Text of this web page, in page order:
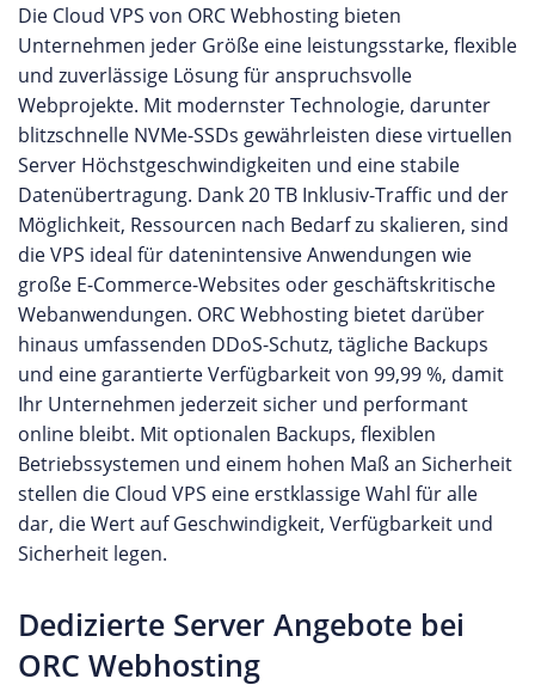
Die Cloud VPS von ORC Webhosting bieten
Unternehmen jeder Größe eine leistungsstarke, flexible
und zuverlässige Lösung für anspruchsvolle
Webprojekte. Mit modernster Technologie, darunter
blitzschnelle NVMe-SSDs gewährleisten diese virtuellen
Server Höchstgeschwindigkeiten und eine stabile
Datenübertragung. Dank 20 TB Inklusiv-Traffic und der
Möglichkeit, Ressourcen nach Bedarf zu skalieren, sind
die VPS ideal für datenintensive Anwendungen wie
große E-Commerce-Websites oder geschäftskritische
Webanwendungen. ORC Webhosting bietet darüber
hinaus umfassenden DDoS-Schutz, tägliche Backups
und eine garantierte Verfügbarkeit von 99,99 %, damit
Ihr Unternehmen jederzeit sicher und performant
online bleibt. Mit optionalen Backups, flexiblen
Betriebssystemen und einem hohen Maß an Sicherheit
stellen die Cloud VPS eine erstklassige Wahl für alle
dar, die Wert auf Geschwindigkeit, Verfügbarkeit und
Sicherheit legen.
Dedizierte Server Angebote bei
ORC Webhosting